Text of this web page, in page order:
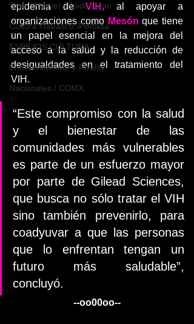
Cine / Marvel / Spider Man
Cultura /Tabasco /Portada
ESPEJOS CULTURA
Entretenimiento y Reality
Nacionales / CDMX
epidemia de VIH, al apoyar a
organizaciones como Mesón que tiene
un papel esencial en la mejora del
acceso a la salud y la reducción de
desigualdades en el tratamiento del
VIH.
“Este compromiso con la salud
y el bienestar de las
comunidades más vulnerables
es parte de un esfuerzo mayor
por parte de Gilead Sciences,
que busca no sólo tratar el VIH
sino también prevenirlo, para
coadyuvar a que las personas
que lo enfrentan tengan un
futuro más saludable”,
concluyó.
--oo00oo--